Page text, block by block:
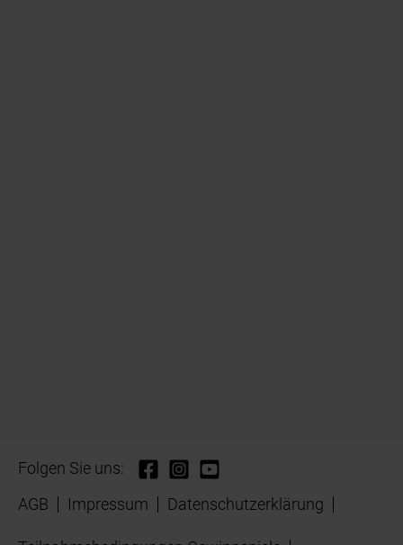
Folgen Sie uns:
AGB
Impressum Datenschutzerklärung